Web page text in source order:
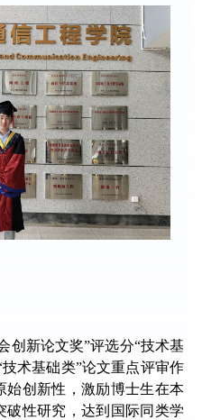
创新论文奖”评选分“技术基
术基础类”论文重点评审作
始创新性，激励博士生在本
破性研究，达到国际同类学